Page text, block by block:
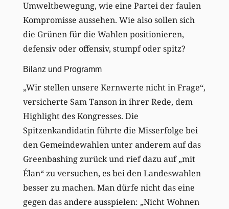
Umweltbewegung, wie eine Partei der faulen
Kompromisse aussehen. Wie also sollen sich
die Grünen für die Wahlen positionieren,
defensiv oder offensiv, stumpf oder spitz?
Bilanz und Programm
„Wir stellen unsere Kernwerte nicht in Frage“,
versicherte Sam Tanson in ihrer Rede, dem
Highlight des Kongresses. Die
Spitzenkandidatin führte die Misserfolge bei
den Gemeindewahlen unter anderem auf das
Greenbashing zurück und rief dazu auf „mit
Élan“ zu versuchen, es bei den Landeswahlen
besser zu machen. Man dürfe nicht das eine
gegen das andere ausspielen: „Nicht Wohnen